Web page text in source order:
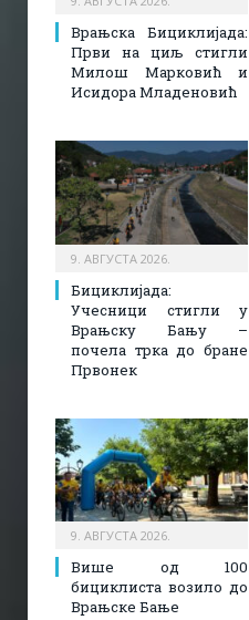
Врањска Бициклијада:
Први на циљ стигли
Милош Марковић и
Исидора Младеновић
9. АВГУСТА 2026.
Бициклијада:
Учесници стигли у
Врањску Бању –
почела трка до бране
Првонек
9. АВГУСТА 2026.
Више од 100
бициклиста возило до
Врањске Бање